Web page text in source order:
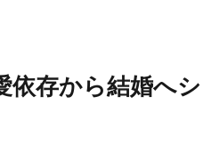
依存から結婚へシ